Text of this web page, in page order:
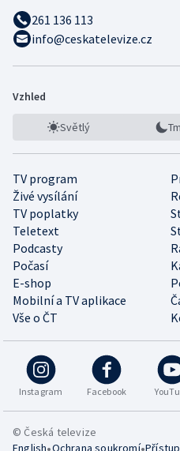
261 136 113
info@ceskatelevize.cz
Vzhled
Světlý
TV program
Živé vysílání
TV poplatky
Teletext
Podcasty
Počasí
E-shop
Mobilní a TV aplikace
Vše o ČT
Instagram Facebook
© Česká televize
English Ochrana soukromí